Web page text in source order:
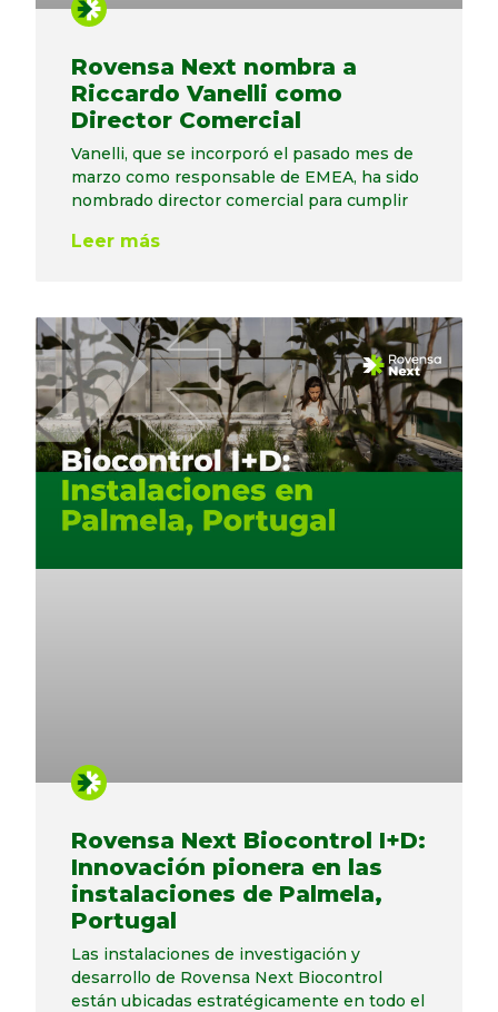
Rovensa Next nombra a
Riccardo Vanelli como
Director Comercial
Vanelli, que se incorporó el pasado mes de
marzo como responsable de EMEA, ha sido
nombrado director comercial para cumplir
Leer más
Rovensa Next Biocontrol I+D:
Innovación pionera en las
instalaciones de Palmela,
Portugal
Las instalaciones de investigación y
desarrollo de Rovensa Next Biocontrol
están ubicadas estratégicamente en todo el